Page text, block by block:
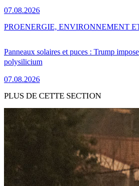
07.08.2026
Panneaux solaires et puces : Trump
polysilicium
07.08.2026
PROENERGIE, ENVIRONNEMENT
PLUS DE CETTE SECTION